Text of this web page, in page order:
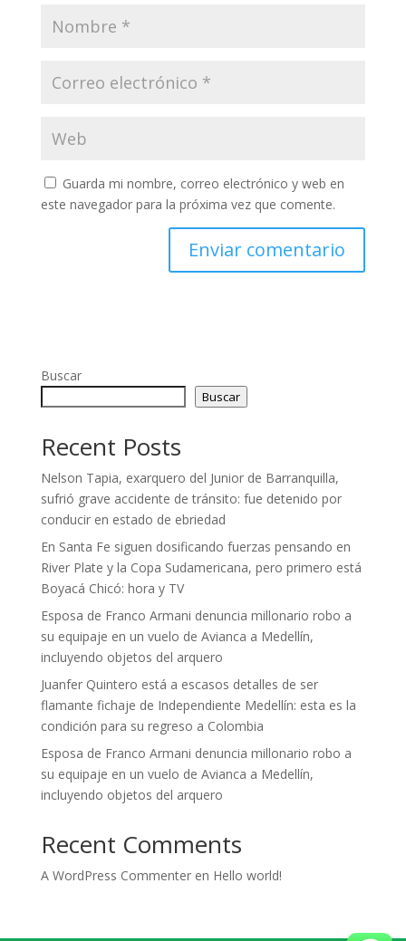
Guarda mi nombre, correo electrónico y web en
este navegador para la próxima vez que comente.
Buscar
Buscar
Recent Posts
Nelson Tapia, exarquero del Junior de Barranquilla,
sufrió grave accidente de tránsito: fue detenido por
conducir en estado de ebriedad
En Santa Fe siguen dosificando fuerzas pensando en
River Plate y la Copa Sudamericana, pero primero está
Boyacá Chicó: hora y TV
Esposa de Franco Armani denuncia millonario robo a
su equipaje en un vuelo de Avianca a Medellín,
incluyendo objetos del arquero
Juanfer Quintero está a escasos detalles de ser
flamante fichaje de Independiente Medellín: esta es la
condición para su regreso a Colombia
Esposa de Franco Armani denuncia millonario robo a
su equipaje en un vuelo de Avianca a Medellín,
incluyendo objetos del arquero
Recent Comments
A WordPress Commenteren Hello world!